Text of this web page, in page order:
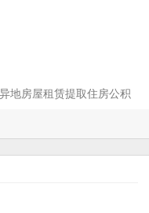
地房屋租赁提取住房公积